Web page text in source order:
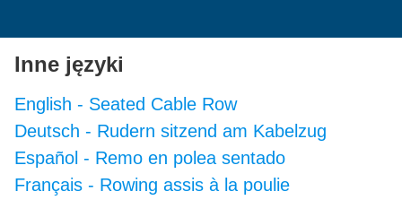
Inne języki
English - Seated Cable Row
Deutsch - Rudern sitzend am Kabelzug
Español - Remo en polea sentado
Français - Rowing assis à la poulie